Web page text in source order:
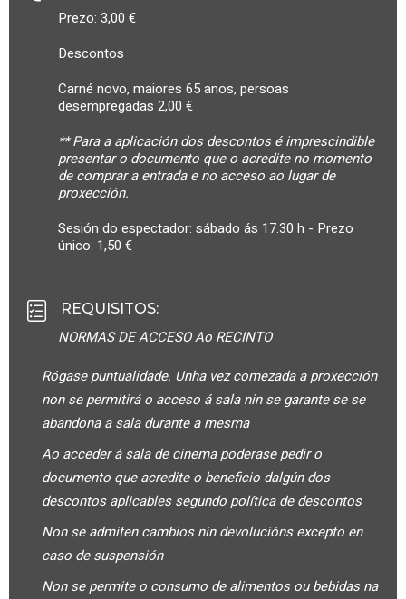
Prezo: 3,00 €
Descontos
Carné novo, maiores 65 anos, persoas
desempregadas 2,00 €
** Para a aplicación dos descontos é imprescindible
presentar o documento que o acredite no momento
de comprar a entrada e no acceso ao lugar de
proxección.
Sesión do espectador: sábado ás 17.30 h - Prezo
único: 1,50 €
REQUISITOS:
NORMAS DE ACCESO Ao RECINTO
Rógase puntualidade. Unha vez comezada a proxección
non se permitirá o acceso á sala nin se garante se se
abandona a sala durante a mesma
Ao acceder á sala de cinema poderase pedir o
documento que acredite o beneficio dalgún dos
descontos aplicables segundo política de descontos
Non se admiten cambios nin devolucións excepto en
caso de suspensión
Non se permite o consumo de alimentos ou bebidas na